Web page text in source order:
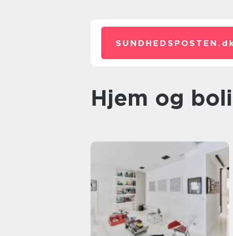
SUNDHEDSPOSTEN.
Hjem og